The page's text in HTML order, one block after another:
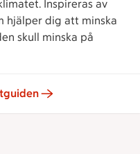
Inspireras av
hjälper dig att minska
skull minska på